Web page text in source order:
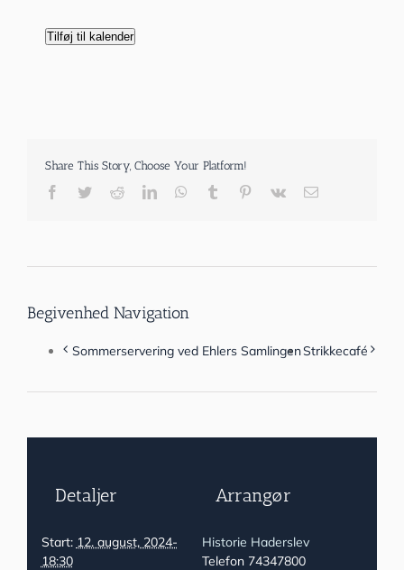
Tilføj til kalender
Share This Story, Choose Your Platform!
Facebook
TwitterRedditLinkedInWhatsApp
Tumblr Pinterest
Vk
E-
Begivenhed Navigation
Sommerservering ved Ehlers SamlingenStrikkecafé
Detaljer
Start: 12. august, 2024-
18:30
Arrangør
Historie Haderslev
Telefon 74347800